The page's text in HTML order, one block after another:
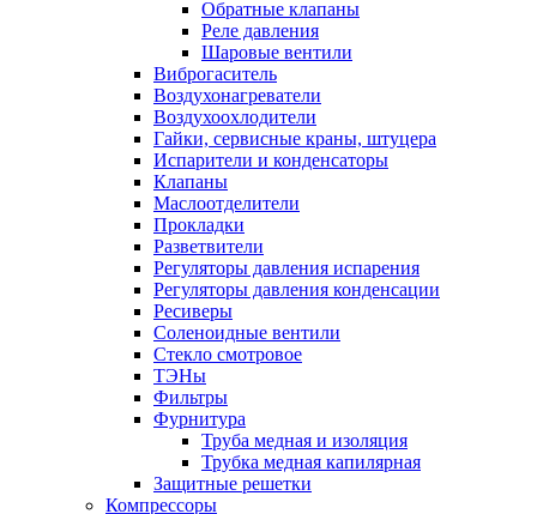
Обратные клапаны
Реле давления
Шаровые вентили
Виброгаситель
Воздухонагреватели
Воздухоохлодители
Гайки, сервисные краны, штуцера
Испарители и конденсаторы
Клапаны
Маслоотделители
Прокладки
Разветвители
Регуляторы давления испарения
Регуляторы давления конденсации
Ресиверы
Соленоидные вентили
Стекло смотровое
ТЭНы
Фильтры
Фурнитура
Труба медная и изоляция
Трубка медная капилярная
Защитные решетки
Компрессоры